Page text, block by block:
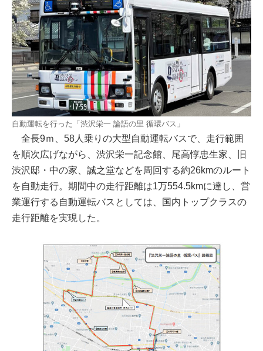
自動運転を行った「渋沢栄一 論語の里 循環バス」
全長9ｍ、58人乗りの大型自動運転バスで、走行範囲
を順次広げながら、渋沢栄一記念館、尾高惇忠生家、旧
渋沢邸・中の家、誠之堂などを周回する約26kmのルート
を自動走行。期間中の走行距離は1万554.5kmに達し、営
業運行する自動運転バスとしては、国内トップクラスの
走行距離を実現した。